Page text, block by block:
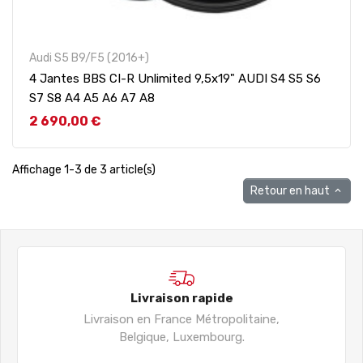
Audi S5 B9/F5 (2016+)
4 Jantes BBS CI-R Unlimited 9,5x19" AUDI S4 S5 S6
S7 S8 A4 A5 A6 A7 A8
Prix
2 690,00 €
Affichage 1-3 de 3 article(s)
Retour en haut 
Livraison rapide
Livraison en France Métropolitaine,
Belgique, Luxembourg.